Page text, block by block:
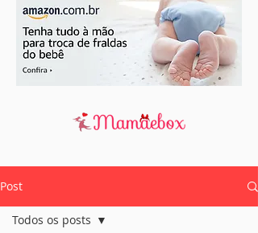
Post
Todos os posts